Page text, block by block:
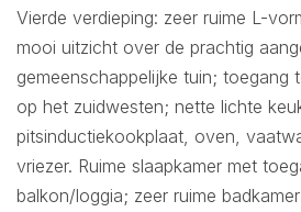
Vierde verdieping: zeer ruime L-
mooi uitzicht over de prachtig
gemeenschappelijke tuin; toegang
op het zuidwesten; nette lichte
pitsinductiekookplaat, oven,
vriezer. Ruime slaapkamer met
balkon/loggia; zeer ruime